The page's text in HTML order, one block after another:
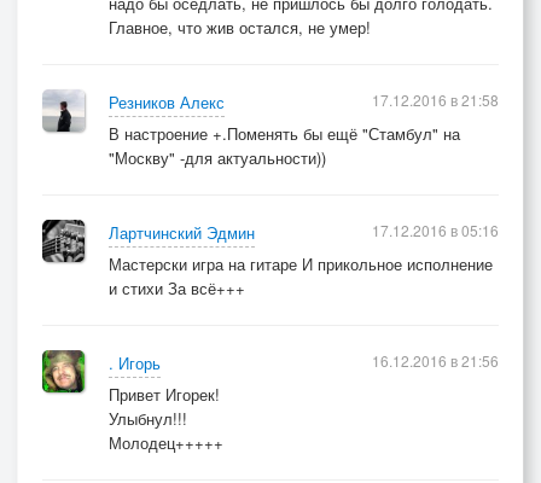
Главное, что жив остался, не умер!
Резников Алекс
В настроение +.Поменять бы ещё "Стамбул" на
"Москву" -для актуальности))
17.12.2016 в 21:58
Лартчинский Эдмин
Мастерски игра на гитаре И прикольное исполнение
и стихи За всё+++
17.12.2016 в 05:16
. Игорь
Привет Игорек!
Улыбнул!!!
Молодец+++++
16.12.2016 в 21:56